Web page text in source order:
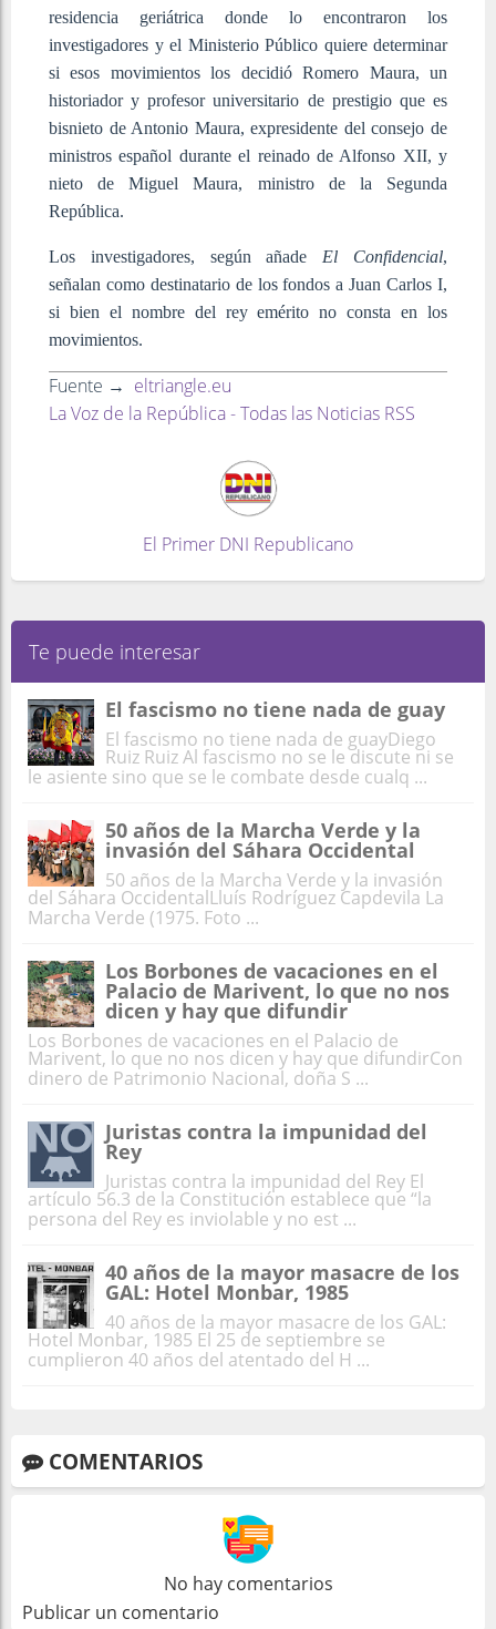
residencia geriátrica donde lo encontraron los
investigadores y el Ministerio Público quiere determinar
si esos movimientos los decidió Romero Maura, un
historiador y profesor universitario de prestigio que es
bisnieto de Antonio Maura, expresidente del consejo de
ministros español durante el reinado de Alfonso XII, y
nieto de Miguel Maura, ministro de la Segunda
República.
Los investigadores, según añade El Confidencial,
señalan como destinatario de los fondos a Juan Carlos I,
si bien el nombre del rey emérito no consta en los
movimientos.
Fuente → eltriangle.eu
La Voz de la República - Todas las Noticias RSS
El Primer DNI Republicano
Te puede interesar
El fascismo no tiene nada de guay
El fascismo no tiene nada de guayDiego
Ruiz Ruiz Al fascismo no se le discute ni se
le asiente sino que se le combate desde cualq ...
50 años de la Marcha Verde y la
invasión del Sáhara Occidental
50 años de la Marcha Verde y la invasión
del Sáhara OccidentalLluís Rodríguez Capdevila La
Marcha Verde (1975. Foto ...
Los Borbones de vacaciones en el
Palacio de Marivent, lo que no nos
dicen y hay que difundir
Los Borbones de vacaciones en el Palacio de
Marivent, lo que no nos dicen y hay que difundirCon
dinero de Patrimonio Nacional, doña S ...
Juristas contra la impunidad del
Rey
Juristas contra la impunidad del Rey El
artículo 56.3 de la Constitución establece que “la
persona del Rey es inviolable y no est ...
40 años de la mayor masacre de los
GAL: Hotel Monbar, 1985
40 años de la mayor masacre de los GAL:
Hotel Monbar, 1985 El 25 de septiembre se
cumplieron 40 años del atentado del H ...
COMENTARIOS
No hay comentarios
Publicar un comentario